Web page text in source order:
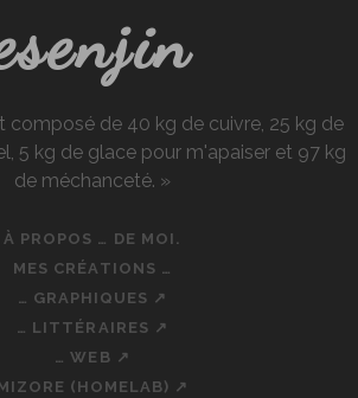
composé de 40 kg de cuivre, 25 kg de
5 kg de glace pour m'apaiser et 97 kg
de méchanceté. »
À PROPOS … DE MOI.
MES CRÉATIONS …
… GRAPHIQUES ↗
… LITTÉRAIRES ↗
… WEB ↗
(HOMELAB) ↗